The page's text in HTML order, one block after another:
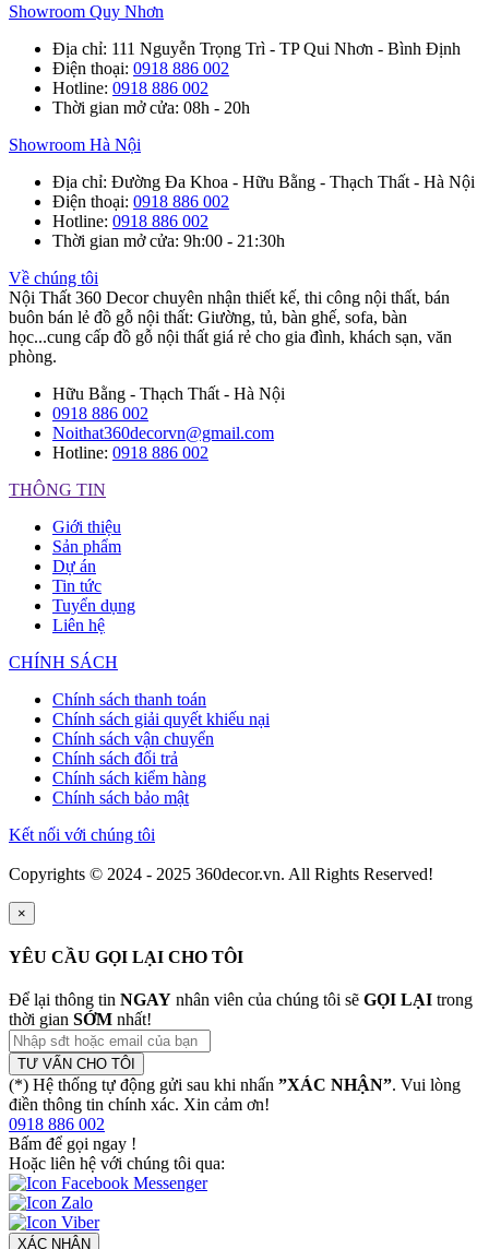
Showroom Quy Nhơn
Địa chỉ: 111 Nguyễn Trọng Trì - TP Qui Nhơn - Bình Định
Điện thoại: 0918 886 002
Hotline: 0918 886 002
Thời gian mở cửa: 08h - 20h
Showroom Hà Nội
Địa chỉ: Đường Đa Khoa - Hữu Bằng - Thạch Thất - Hà Nội
Điện thoại: 0918 886 002
Hotline: 0918 886 002
Thời gian mở cửa: 9h:00 - 21:30h
Về chúng tôi
Nội Thất 360 Decor chuyên nhận thiết kế, thi công nội thất, bán
buôn bán lẻ đồ gỗ nội thất: Giường, tủ, bàn ghế, sofa, bàn
học...cung cấp đồ gỗ nội thất giá rẻ cho gia đình, khách sạn, văn
phòng.
Hữu Bằng - Thạch Thất - Hà Nội
0918 886 002
Noithat360decorvn@gmail.com
Hotline: 0918 886 002
THÔNG TIN
Giới thiệu
Sản phẩm
Dự án
Tin tức
Tuyển dụng
Liên hệ
CHÍNH SÁCH
Chính sách thanh toán
Chính sách giải quyết khiếu nại
Chính sách vận chuyển
Chính sách đổi trả
Chính sách kiểm hàng
Chính sách bảo mật
Kết nối với chúng tôi
Copyrights © 2024 - 2025 360decor.vn. All Rights Reserved!
×
YÊU CẦU GỌI LẠI CHO TÔI
Để lại thông tin NGAY nhân viên của chúng tôi sẽ GỌI LẠI trong
thời gian SỚM nhất!
TƯ VẤN CHO TÔI
(*) Hệ thống tự động gửi sau khi nhấn ”XÁC NHẬN”. Vui lòng
điền thông tin chính xác. Xin cảm ơn!
0918 886 002
Bấm để gọi ngay !
Hoặc liên hệ với chúng tôi qua:
XÁC NHẬN